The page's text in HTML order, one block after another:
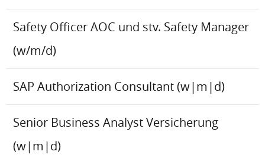
Safety Officer AOC und stv. Safety Manager
(w/m/d)
SAP Authorization Consultant (w|m|d)
Senior Business Analyst Versicherung
(w|m|d)